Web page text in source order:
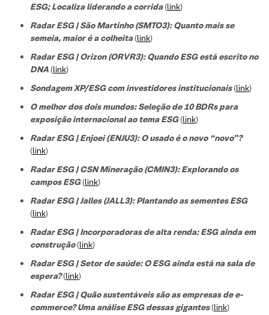
ESG; Localiza liderando a corrida(link)
Radar ESG | São Martinho (SMTO3): Quanto mais se
semeia, maior é a colheita(link)
Radar ESG | Orizon (ORVR3): Quando ESG está escrito no
DNA(link)
Sondagem XP/ESG com investidores institucionais(link)
O melhor dos dois mundos: Seleção de 10 BDRs para
exposição internacional ao tema ESG(link)
Radar ESG | Enjoei (ENJU3): O usado é o novo “novo”?
(link)
Radar ESG | CSN Mineração (CMIN3): Explorando os
campos ESG(link)
Radar ESG | Jalles (JALL3): Plantando as sementes ESG
(link)
Radar ESG | Incorporadoras de alta renda: ESG ainda em
construção(link)
Radar ESG | Setor de saúde: O ESG ainda está na sala de
espera?(link)
Radar ESG | Quão sustentáveis são as empresas de e-
commerce? Uma análise ESG dessas gigantes(link)